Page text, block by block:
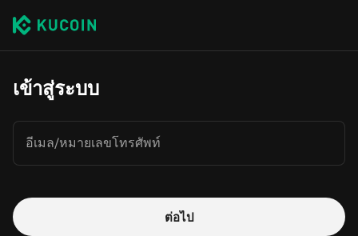
เข้าสู่ระบบ
อีเมล/หมายเลขโทรศัพท์
ต่อไป